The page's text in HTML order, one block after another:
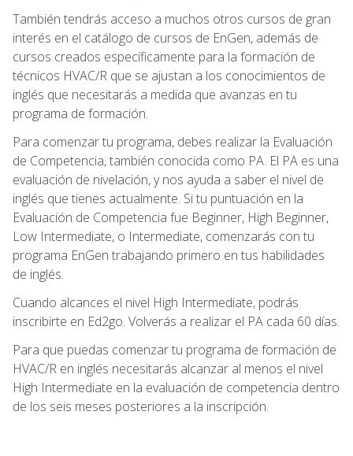
También tendrás acceso a muchos otros cursos de gran
interés en el catálogo de cursos de EnGen, además de
cursos creados específicamente para la formación de
técnicos HVAC/R que se ajustan a los conocimientos de
inglés que necesitarás a medida que avanzas en tu
programa de formación.
Para comenzar tu programa, debes realizar la Evaluación
de Competencia, también conocida como PA. El PA es una
evaluación de nivelación, y nos ayuda a saber el nivel de
inglés que tienes actualmente. Si tu puntuación en la
Evaluación de Competencia fue Beginner, High Beginner,
Low Intermediate, o Intermediate, comenzarás con tu
programa EnGen trabajando primero en tus habilidades
de inglés.
Cuando alcances el nivel High Intermediate, podrás
inscribirte en Ed2go. Volverás a realizar el PA cada 60 días.
Para que puedas comenzar tu programa de formación de
HVAC/R en inglés necesitarás alcanzar al menos el nivel
High Intermediate en la evaluación de competencia dentro
de los seis meses posteriores a la inscripción.